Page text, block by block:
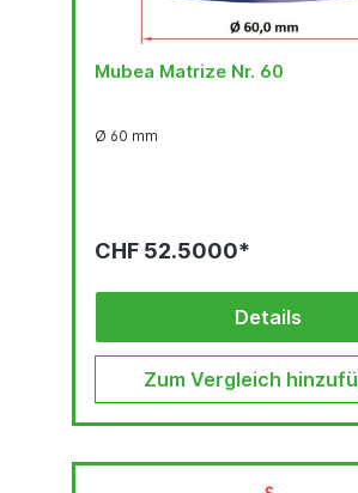
Mubea Matrize Nr. 60
Ø 60 mm
CHF 52.5000*
Details
Zum Vergleich